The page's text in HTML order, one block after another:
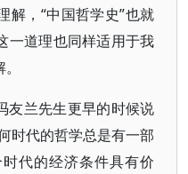
解，“中国哲学史”也就
一道理也同样适用于我
友兰先生更早的时候说
时代的哲学总是有一部
代的经济条件具有价